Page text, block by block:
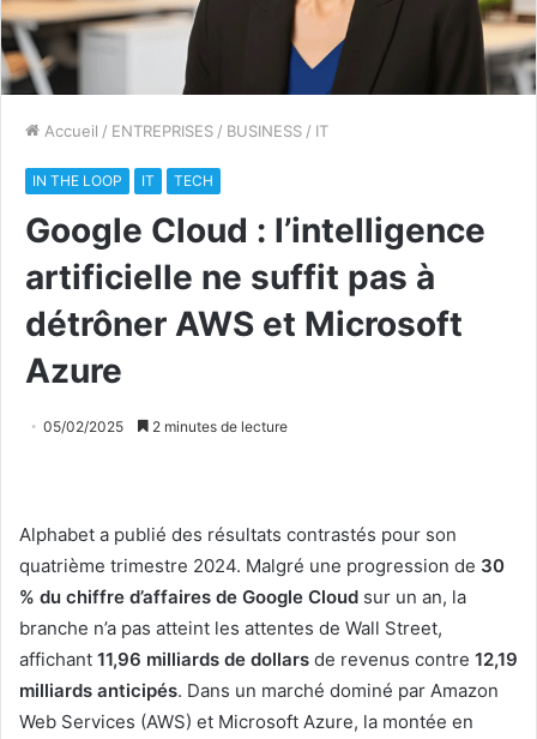
Accueil / ENTREPRISES / BUSINESS / IT
IN THE LOOP IT TECH
Google Cloud : l’intelligence
artificielle ne suffit pas à
détrôner AWS et Microsoft
Azure
05/02/2025 2 minutes de lecture
Alphabet a publié des résultats contrastés pour son
quatrième trimestre 2024. Malgré une progression de 30
% du chiffre d’affaires de Google Cloud sur un an, la
branche n’a pas atteint les attentes de Wall Street,
affichant 11,96 milliards de dollars de revenus contre 12,19
milliards anticipés. Dans un marché dominé par Amazon
Web Services (AWS) et Microsoft Azure, la montée en